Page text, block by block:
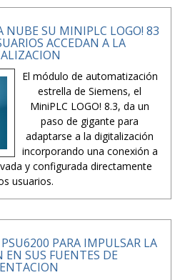
NUBE SU MINIPLC LOGO! 83
ACCEDAN A LA
El módulo de automatización
estrella de Siemens, el
MiniPLC LOGO! 8.3, da un
paso de gigante para
adaptarse a la digitalización
incorporando una conexión a
y configurada directamente
usuarios.
PARA IMPULSAR LA
SUS FUENTES DE